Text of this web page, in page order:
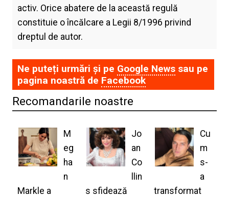
activ. Orice abatere de la această regulă
constituie o încălcare a Legii 8/1996 privind
dreptul de autor.
Ne puteți urmări și pe Google Newssau pe
pagina noastră de Facebook
Recomandarile noastre
M
eg
ha
n
Markle a
Jo
an
Co
llin
s sfidează
Cu
m
s-
a
transformat